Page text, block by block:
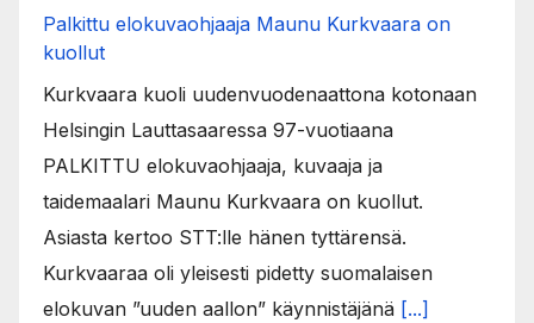
Palkittu elokuvaohjaaja Maunu Kurkvaara on
kuollut
Kurkvaara kuoli uudenvuodenaattona kotonaan
Helsingin Lauttasaaressa 97-vuotiaana
PALKITTU elokuvaohjaaja, kuvaaja ja
taidemaalari Maunu Kurkvaara on kuollut.
Asiasta kertoo STT:lle hänen tyttärensä.
Kurkvaaraa oli yleisesti pidetty suomalaisen
elokuvan ”uuden aallon” käynnistäjänä [...]